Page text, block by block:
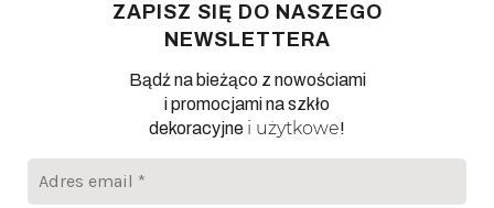
ZAPISZ SIĘ DO NASZEGO
NEWSLETTERA
Bądź na bieżąco z nowościami
i promocjami na szkło
dekoracyjne i użytkowe!